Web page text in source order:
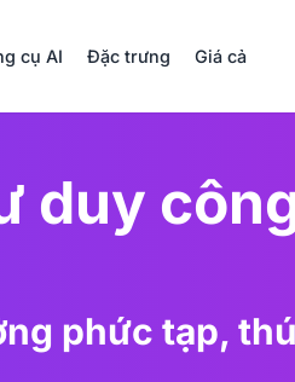
cụ AI Đặc trưng Giá cả
duy
phức tạp,